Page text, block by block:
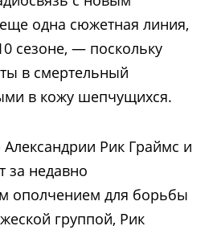
одна сюжетная линия,
сезоне, — поскольку
в смертельный
в кожу шепчущихся.
Рик Граймс и
за недавно
ополчением для борьбы
группой, Рик